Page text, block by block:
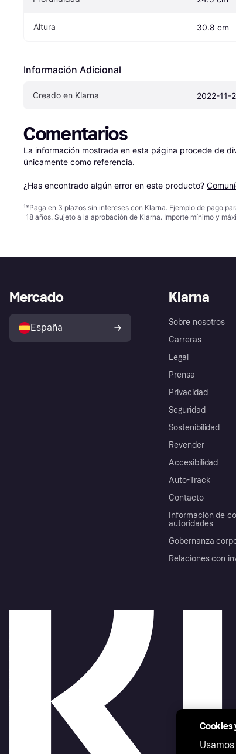
Altura 30.8 cm
Información Adicional
Creado en Klarna 2022-11-
Comentarios
La información mostrada en esta página procede de
únicamente como referencia.
¿Has encontrado algún error en este producto?
¹*Paga en 3 plazos sin intereses con Klarna. Ejemplo de pago
18 años. Sujeto a la aprobación de Klarna. Importe mínimo y
Klarna
Sobre nosotros
Carreras
Legal
Prensa
Privacidad
Seguridad
Sostenibilidad
Revender
Accesibilidad
Auto-Track
Contacto
Información de
autoridades
Gobernanza
Relaciones con
Mercado
España
Cookies